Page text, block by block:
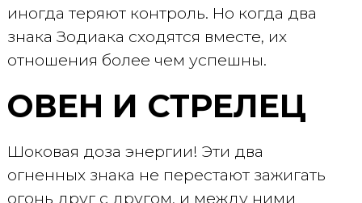
иногда теряют контроль. Но когда два
знака Зодиака сходятся вместе, их
отношения более чем успешны.
ОВЕН И СТРЕЛЕЦ
Шоковая доза энергии! Эти два
огненных знака не перестают зажигать
огонь друг с другом, и между ними